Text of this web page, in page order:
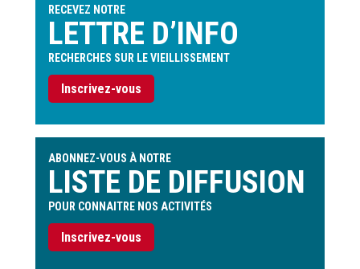
RECEVEZ NOTRE
LETTRE D’INFO
RECHERCHES SUR LE VIEILLISSEMENT
Inscrivez-vous
ABONNEZ-VOUS À NOTRE
LISTE DE DIFFUSION
POUR CONNAITRE NOS ACTIVITÉS
Inscrivez-vous